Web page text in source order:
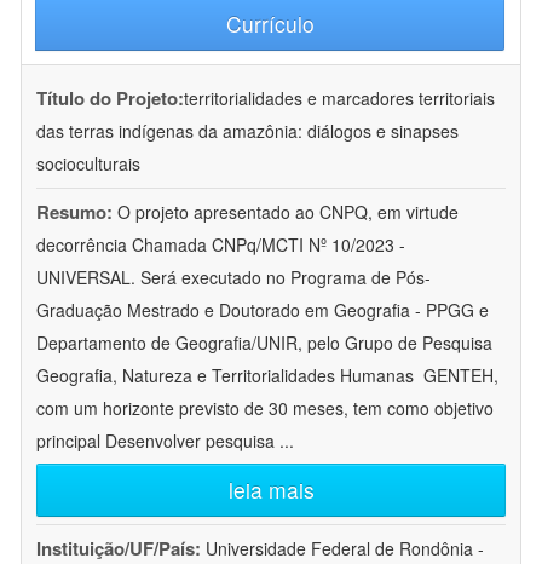
Currículo
Título do Projeto:territorialidades e marcadores territoriais
das terras indígenas da amazônia: diálogos e sinapses
socioculturais
Resumo: O projeto apresentado ao CNPQ, em virtude
decorrência Chamada CNPq/MCTI Nº 10/2023 -
UNIVERSAL. Será executado no Programa de Pós-
Graduação Mestrado e Doutorado em Geografia - PPGG e
Departamento de Geografia/UNIR, pelo Grupo de Pesquisa
Geografia, Natureza e Territorialidades Humanas  GENTEH,
com um horizonte previsto de 30 meses, tem como objetivo
principal Desenvolver pesquisa ...
leia mais
Instituição/UF/País: Universidade Federal de Rondônia -